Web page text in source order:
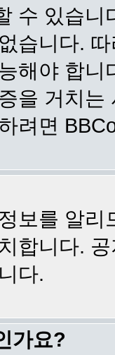
수 있습
습니다.
해야 합
을 거치
려면
보를 알
합니다.
다.
가요?